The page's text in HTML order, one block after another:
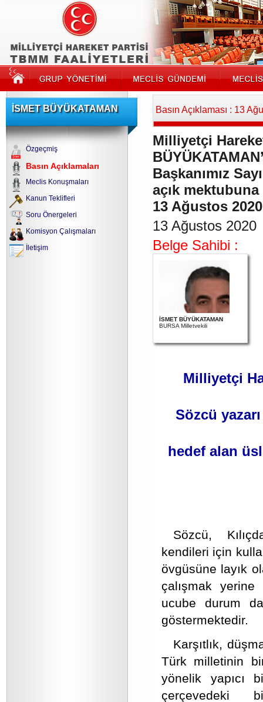
İSMET BÜYÜKATAMAN
Özgeçmiş
Basın Açıklamaları
Meclis Konuşmaları
Kanun Teklifleri
Soru Önergeleri
Komisyon Çalışmaları
İletişim
Basın Açıklaması : 13
Milliyetçi
Başkanımız
açık mektubuna
13 Ağustos 2020
13 Ağustos 2020
Belge Sahibi :
İSMET BÜYÜKATAMAN
BURSA Milletvekili
Milliyetçi
Sözcü
hedef alan
Sözcü,
kendileri için
övgüsüne layık
çalışmak yerine
ucube durum
göstermektedir.
Karşıtlık,
Türk milletinin
yönelik yapıcı
çerçevedeki